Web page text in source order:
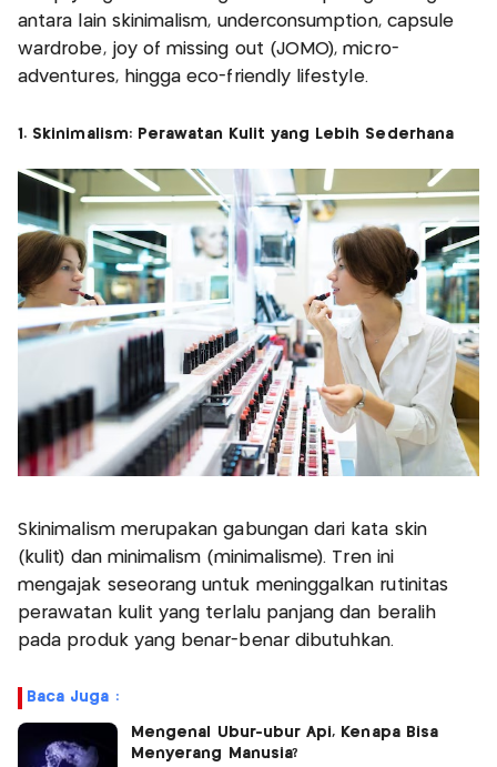
antara lain skinimalism, underconsumption, capsule
wardrobe, joy of missing out (JOMO), micro-
adventures, hingga eco-friendly lifestyle.
1. Skinimalism: Perawatan Kulit yang Lebih Sederhana
Skinimalism merupakan gabungan dari kata skin
(kulit) dan minimalism (minimalisme). Tren ini
mengajak seseorang untuk meninggalkan rutinitas
perawatan kulit yang terlalu panjang dan beralih
pada produk yang benar-benar dibutuhkan.
Baca Juga :
Mengenal Ubur-ubur Api, Kenapa Bisa
Menyerang Manusia?